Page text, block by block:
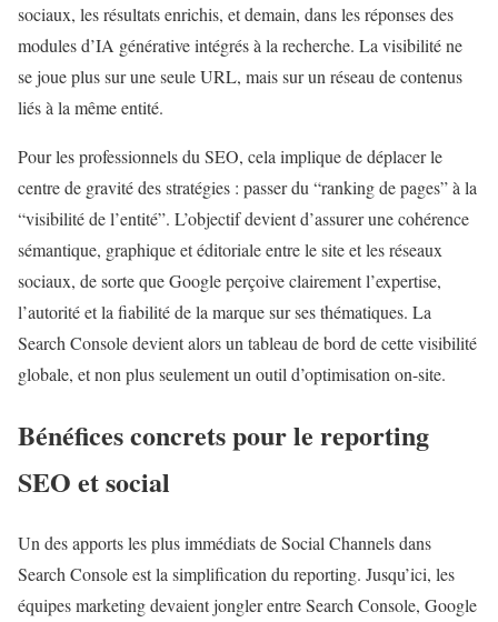
sociaux, les résultats enrichis, et demain, dans les réponses des
modules d’IA générative intégrés à la recherche. La visibilité ne
se joue plus sur une seule URL, mais sur un réseau de contenus
liés à la même entité.
Pour les professionnels du SEO, cela implique de déplacer le
centre de gravité des stratégies : passer du “ranking de pages” à la
“visibilité de l’entité”. L’objectif devient d’assurer une cohérence
sémantique, graphique et éditoriale entre le site et les réseaux
sociaux, de sorte que Google perçoive clairement l’expertise,
l’autorité et la fiabilité de la marque sur ses thématiques. La
Search Console devient alors un tableau de bord de cette visibilité
globale, et non plus seulement un outil d’optimisation on-site.
Bénéfices concrets pour le reporting
SEO et social
Un des apports les plus immédiats de Social Channels dans
Search Console est la simplification du reporting. Jusqu’ici, les
équipes marketing devaient jongler entre Search Console, Google